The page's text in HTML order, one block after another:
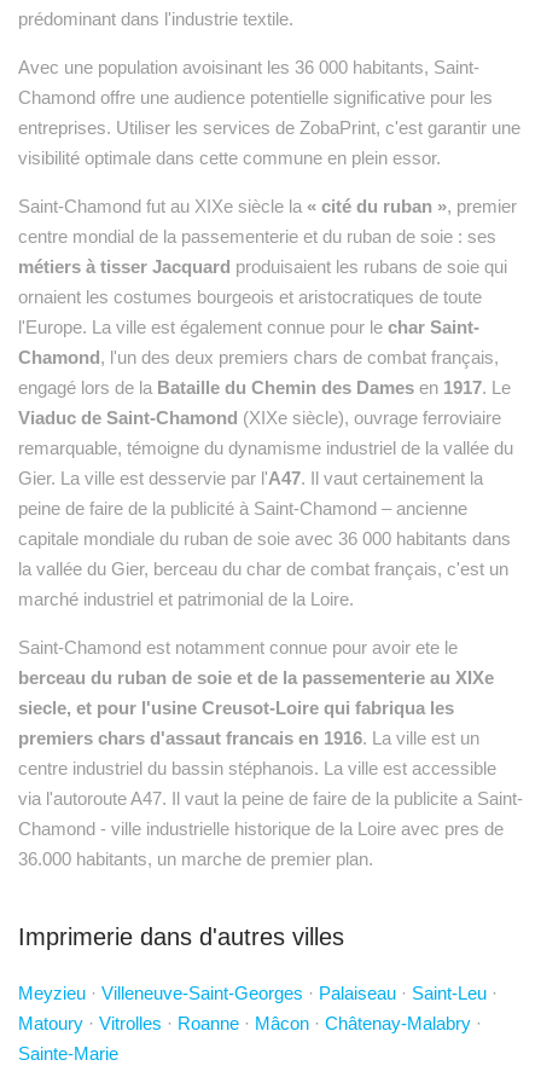
prédominant dans l'industrie textile.
Avec une population avoisinant les 36 000 habitants, Saint-
Chamond offre une audience potentielle significative pour les
entreprises. Utiliser les services de ZobaPrint, c'est garantir une
visibilité optimale dans cette commune en plein essor.
Saint-Chamond fut au XIXe siècle la « cité du ruban », premier
centre mondial de la passementerie et du ruban de soie : ses
métiers à tisser Jacquard produisaient les rubans de soie qui
ornaient les costumes bourgeois et aristocratiques de toute
l'Europe. La ville est également connue pour le char Saint-
Chamond, l'un des deux premiers chars de combat français,
engagé lors de la Bataille du Chemin des Dames en 1917. Le
Viaduc de Saint-Chamond (XIXe siècle), ouvrage ferroviaire
remarquable, témoigne du dynamisme industriel de la vallée du
Gier. La ville est desservie par l'A47. Il vaut certainement la
peine de faire de la publicité à Saint-Chamond – ancienne
capitale mondiale du ruban de soie avec 36 000 habitants dans
la vallée du Gier, berceau du char de combat français, c'est un
marché industriel et patrimonial de la Loire.
Saint-Chamond est notamment connue pour avoir ete le
berceau du ruban de soie et de la passementerie au XIXe
siecle, et pour l'usine Creusot-Loire qui fabriqua les
premiers chars d'assaut francais en 1916. La ville est un
centre industriel du bassin stéphanois. La ville est accessible
via l'autoroute A47. Il vaut la peine de faire de la publicite a Saint-
Chamond - ville industrielle historique de la Loire avec pres de
36.000 habitants, un marche de premier plan.
Imprimerie dans d'autres villes
Meyzieu · Villeneuve-Saint-Georges · Palaiseau · Saint-Leu ·
Matoury · Vitrolles · Roanne · Mâcon · Châtenay-Malabry ·
Sainte-Marie